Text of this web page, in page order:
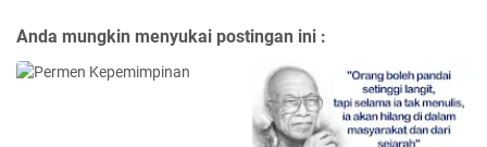
Anda mungkin menyukai postingan ini :